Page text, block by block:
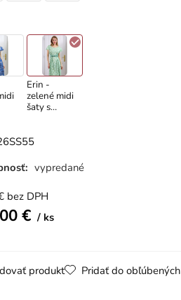
Erin -
zelené midi
šaty s
vypredané
bez DPH
€ ks
produkt Pridať do obľúbených